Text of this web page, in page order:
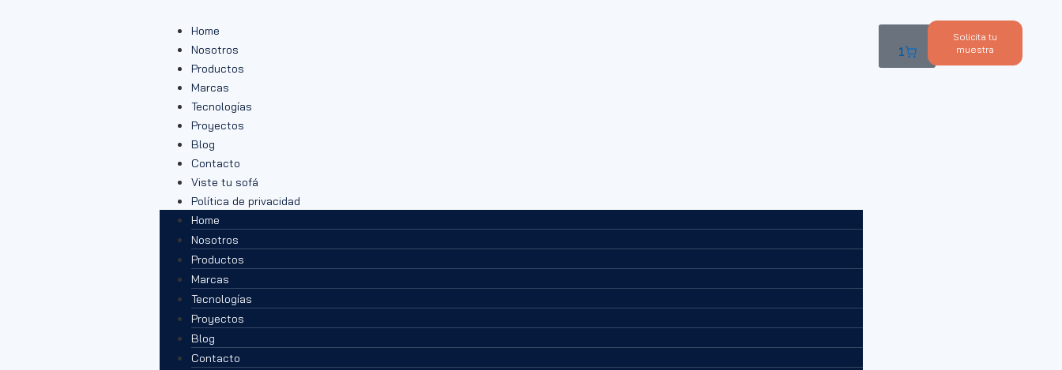
Home
Nosotros
Productos
Marcas
Tecnologías
Proyectos
Blog
Contacto
Viste tu sofá
Política de privacidad
Home
Nosotros
Productos
Marcas
Tecnologías
Proyectos
Blog
Contacto
1
Solicita tu
muestra